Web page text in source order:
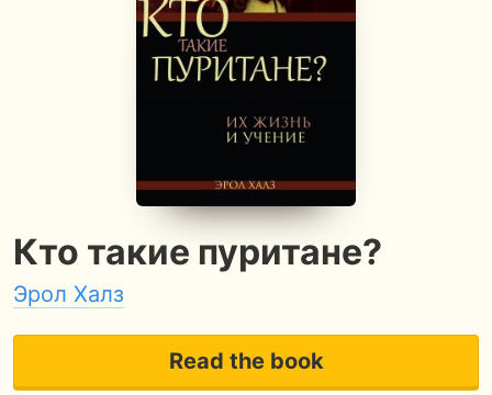
Кто такие пуритане?
Эрол Халз
Read the book